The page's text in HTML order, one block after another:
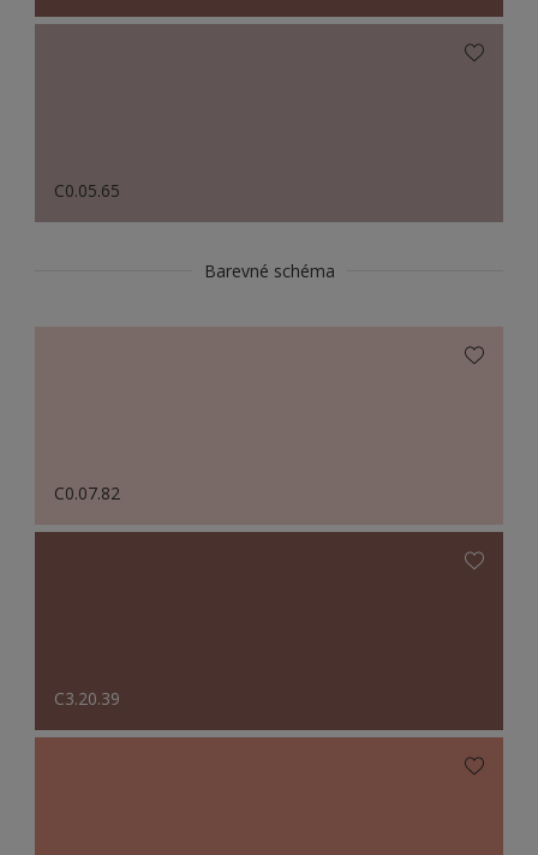
C0.05.65
Barevné schéma
C0.07.82
C3.20.39